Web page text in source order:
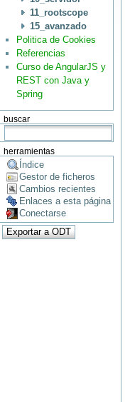
11_rootscope
15_avanzado
Politica de Cookies
Referencias
Curso de AngularJS y
REST con Java y
Spring
buscar
herramientas
Índice
Gestor de ficheros
Cambios recientes
Enlaces a esta página
Conectarse